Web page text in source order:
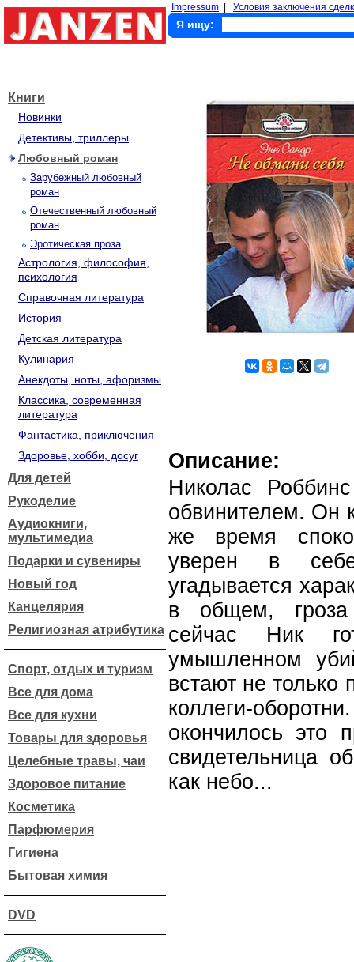
Impressum Условия заключения
Я ищу:
Книги
Новинки
Детективы, триллеры
Любовный роман
Зарубежный любовный
роман
Отечественный любовный
роман
Эротическая проза
Астрология, философия,
психология
Справочная литература
История
Детская литература
Кулинария
Анекдоты, ноты, афоризмы
Классика, современная
литература
Фантастика, приключения
Здоровье, хобби, досуг
Для детей
Рукоделие
Аудиокниги,
мультимедиа
Подарки и сувениры
Новый год
Канцелярия
Религиозная атрибутика
Спорт, отдых и туризм
Все для дома
Все для кухни
Товары для здоровья
Целебные травы, чаи
Здоровое питание
Косметика
Парфюмерия
Гигиена
Бытовая химия
DVD
Описание:
Николас
обвинителем. Он
же время
уверен в
угадывается
в общем, гроза
сейчас Ник
умышленном
встают не только
коллеги-
окончилось это
свидетельница
как небо...